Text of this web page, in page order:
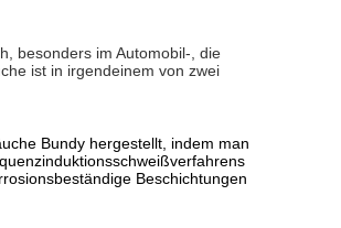
besonders im Automobil-, die
ist in irgendeinem von zwei
Bundy hergestellt, indem man
Beschichtungen